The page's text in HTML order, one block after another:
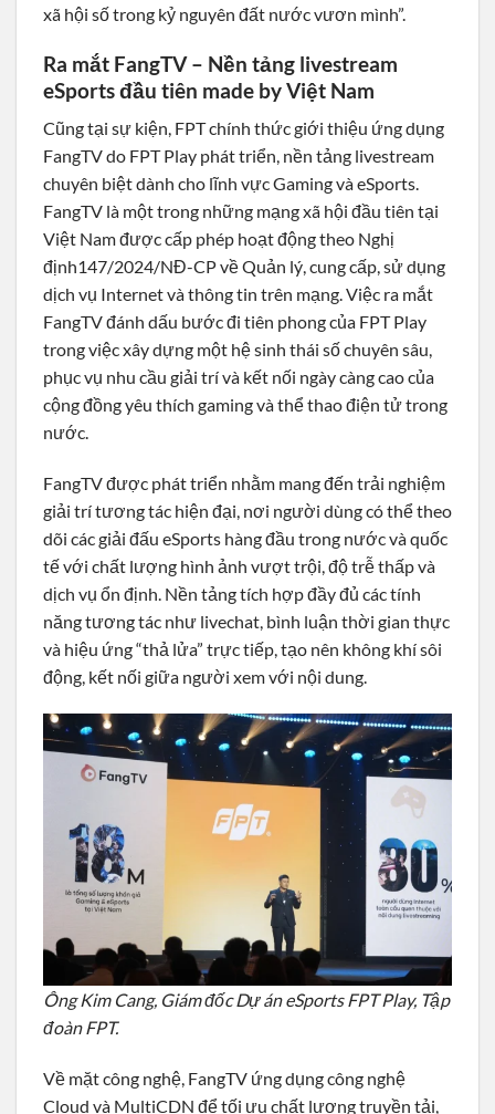
xã hội số trong kỷ nguyên đất nước vươn mình”.
Ra mắt FangTV – Nền tảng livestream
eSports đầu tiên made by Việt Nam
Cũng tại sự kiện, FPT chính thức giới thiệu ứng dụng
FangTV do FPT Play phát triển, nền tảng livestream
chuyên biệt dành cho lĩnh vực Gaming và eSports.
FangTV là một trong những mạng xã hội đầu tiên tại
Việt Nam được cấp phép hoạt động theo Nghị
định147/2024/NĐ-CP về Quản lý, cung cấp, sử dụng
dịch vụ Internet và thông tin trên mạng. Việc ra mắt
FangTV đánh dấu bước đi tiên phong của FPT Play
trong việc xây dựng một hệ sinh thái số chuyên sâu,
phục vụ nhu cầu giải trí và kết nối ngày càng cao của
cộng đồng yêu thích gaming và thể thao điện tử trong
nước.
FangTV được phát triển nhằm mang đến trải nghiệm
giải trí tương tác hiện đại, nơi người dùng có thể theo
dõi các giải đấu eSports hàng đầu trong nước và quốc
tế với chất lượng hình ảnh vượt trội, độ trễ thấp và
dịch vụ ổn định. Nền tảng tích hợp đầy đủ các tính
năng tương tác như livechat, bình luận thời gian thực
và hiệu ứng “thả lửa” trực tiếp, tạo nên không khí sôi
động, kết nối giữa người xem với nội dung.
Ông Kim Cang, Giám đốc Dự án eSports FPT Play, Tập
đoàn FPT.
Về mặt công nghệ, FangTV ứng dụng công nghệ
Cloud và MultiCDN để tối ưu chất lượng truyền tải,